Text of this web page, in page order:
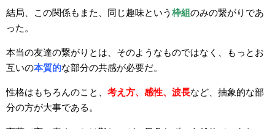
結局、この関係もまた、同じ趣味という 枠組のみの繋がりであ
った。
本当の友達の繋がりとは、そのようなものではなく、もっとお
互いの本質的な部分の共感が必要だ。
性格はもちろんのこと、 考え方、感性、波長など、抽象的な部
分の方が大事である。